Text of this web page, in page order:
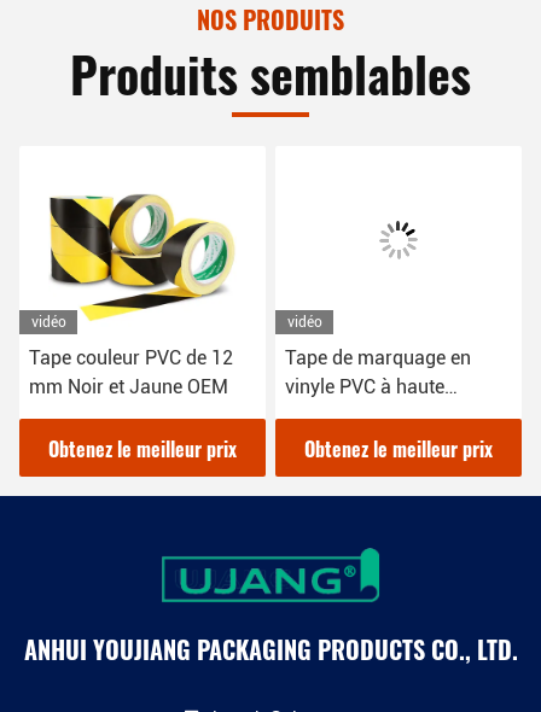
NOS PRODUITS
Produits semblables
vidéo
Tape couleur PVC de 12
mm Noir et Jaune OEM
Obtenez le meilleur prix
vidéo
Tape de marquage en
vinyle PVC à haute
visibilité
Obtenez le meilleur prix
ANHUI YOUJIANG PACKAGING PRODUCTS CO., LTD.